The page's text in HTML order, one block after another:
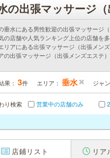
の出張マッサージ（
垂水にある男性歓迎の出張マッサージ
の店舗や人気ランキング上位の店舗を
リアにある出張マッサージ（出張メン
の出張マッサージ（出張メンズエステ
果： 3件 エリア： 垂水 ジャ
り検索 営業中の店舗のみ
店鋪リスト リア